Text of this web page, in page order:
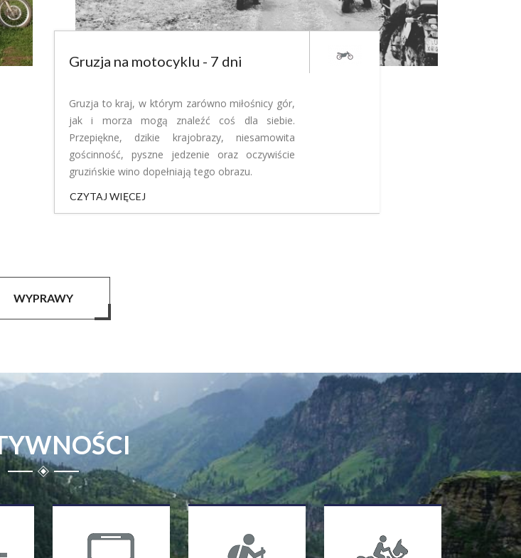
Gruzja na motocyklu - 7 dni
Gruzja to kraj, w którym zarówno miłośnicy gór,
jak i morza mogą znaleźć coś dla siebie.
Przepiękne, dzikie krajobrazy, niesamowita
gościnność, pyszne jedzenie oraz oczywiście
gruzińskie wino dopełniają tego obrazu.
CZYTAJ WIĘCEJ
WYPRAWY